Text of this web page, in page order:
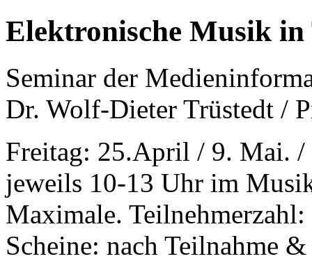
Elektronische Musik
Seminar der
Dr. Wolf-Dieter Trüstedt /
Freitag: 25.April / 9. Mai.
jeweils 10-13 Uhr im
Maximale. Teilnehmerzahl:
Scheine: nach Teilnahme